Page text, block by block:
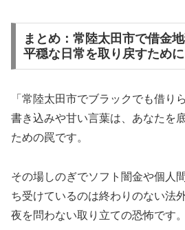
まとめ：常陸太田市で借金
平穏な日常を取り戻すために
「常陸太田市でブラックでも借り
書き込みや甘い言葉は、あなたを
ための罠です。
その場しのぎでソフト闇金や個人
ち受けているのは終わりのない法
夜を問わない取り立ての恐怖です。